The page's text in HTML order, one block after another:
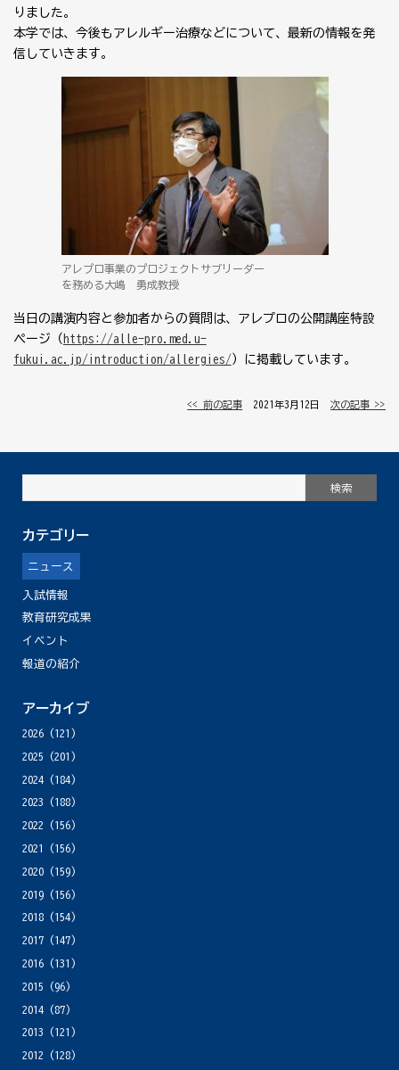
りました。
本学では、今後もアレルギー治療などについて、最新の情報を発
信していきます。
アレプロ事業のプロジェクトサブリーダー
を務める大嶋 勇成教授
当日の講演内容と参加者からの質問は、アレプロの公開講座特設
ページ（ https://alle-pro.med.u-
fukui.ac.jp/introduction/allergies/ ）に掲載しています。
<< 前の記事 │ 2021年3月12日 │次の記事 >>
カテゴリー
ニュース
入試情報
教育研究成果
イベント
報道の紹介
アーカイブ
2026(121)
2025 (201)
2024(184)
2023 (188)
2022 (156)
2021
(156)
2020(159)
2019(156)
2018(154)
2017(147)
2016(131)
2015 (96)
2014(87)
2013 (121)
2012 (128)